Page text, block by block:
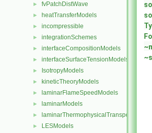
► fvPatchDistWave
► heatTransferModels
► incompressible
► integrationSchemes
► interfaceCompositionModels
► interfaceSurfaceTensionModels
► IsotropyModels
► kineticTheoryModels
► laminarFlameSpeedModels
► laminarModels
► laminarThermophysicalTransportModels
► LESModels